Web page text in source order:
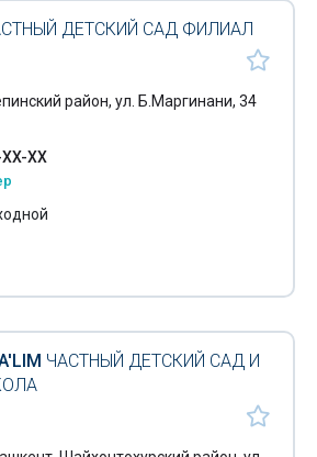
ДЕТСКИЙ САД ФИЛИАЛ
район, ул. Б.Маргинани, 34
XX
ЧАСТНЫЙ ДЕТСКИЙ САД И